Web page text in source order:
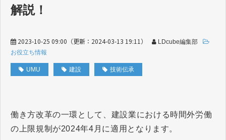
解説！
2023-10-25 09:00 （更新： 2024-03-13 19:11 ）
LDcube編集部
お役立ち情報
UMU 建設 技術伝承
働き方改革の一環として、建設業における時間外労働
の上限規制が2024年4月に適用となります。